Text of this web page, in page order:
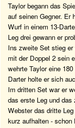
Taylor begann das
auf seinen Gegner. Er
Wurf in einem 13-
Leg drei gewann er
Ins zweite Set stieg
mit der Doppel 2 sein
wehrte Taylor eine
Darter holte er sich
Im dritten Set war er
das erste Leg und
Webster das dritte
kurz aufhalten - schon